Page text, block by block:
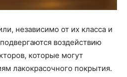
независимо от их класса и
воздействию
которые могут
лакокрасочного покрытия.